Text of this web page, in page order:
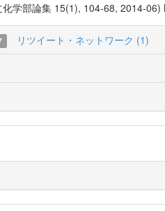
学部論集 15(1), 104-68, 2014-
リツイート・ネットワーク (1)